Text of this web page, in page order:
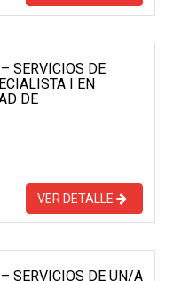
SERVICIOS DE
I EN
DE
VER DETALLE
SERVICIOS DE UN/A